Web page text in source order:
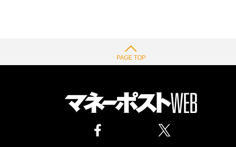
PAGE TOP